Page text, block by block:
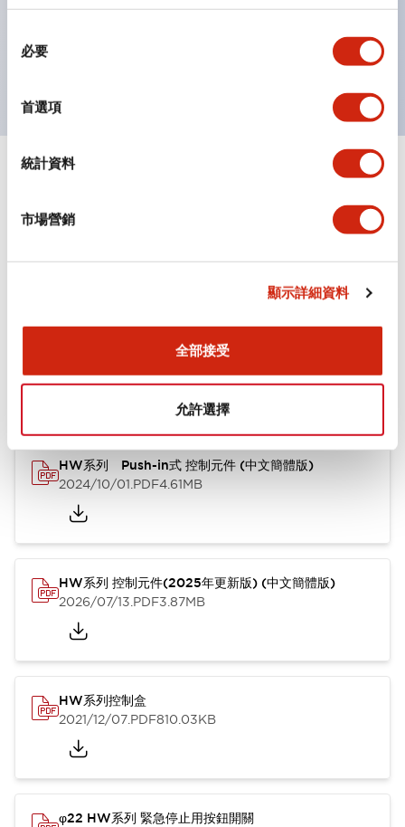
必要
首選項
統計資料
市場營銷
顯示詳細資料
全部接受
允許選擇
示燈的亮燈/熄燈狀態，以及點燈時的顏色識別。
符合 ISO 3864-4 安全色規範：在危險或緊急狀況下，
顯示全部+
功能規格
文件和檔案
型錄和宣傳手冊
HW系列 Push-in式 控制元件 (中文簡體版)
2024/10/01.PDF4.61MB
HW系列 控制元件(2025年更新版) (中文簡體版)
2026/07/13.PDF3.87MB
HW系列控制盒
2021/12/07.PDF810.03KB
φ22 HW系列 緊急停止用按鈕開關